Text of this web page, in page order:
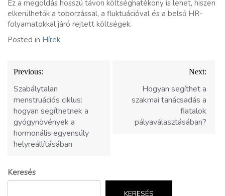
Ez a megoldás hosszú távon költséghatékony is lehet, hiszen
elkerülhetők a toborzással, a fluktuációval és a belső HR-
folyamatokkal járó rejtett költségek.
Posted in Hírek
Bejegyzés
navigáció
Previous:
Szabálytalan
menstruációs ciklus:
hogyan segíthetnek a
gyógynövények a
hormonális egyensúly
helyreállításában
Next:
Hogyan segíthet a
szakmai tanácsadás a
fiatalok
pályaválasztásában?
Keresés
KERESÉS